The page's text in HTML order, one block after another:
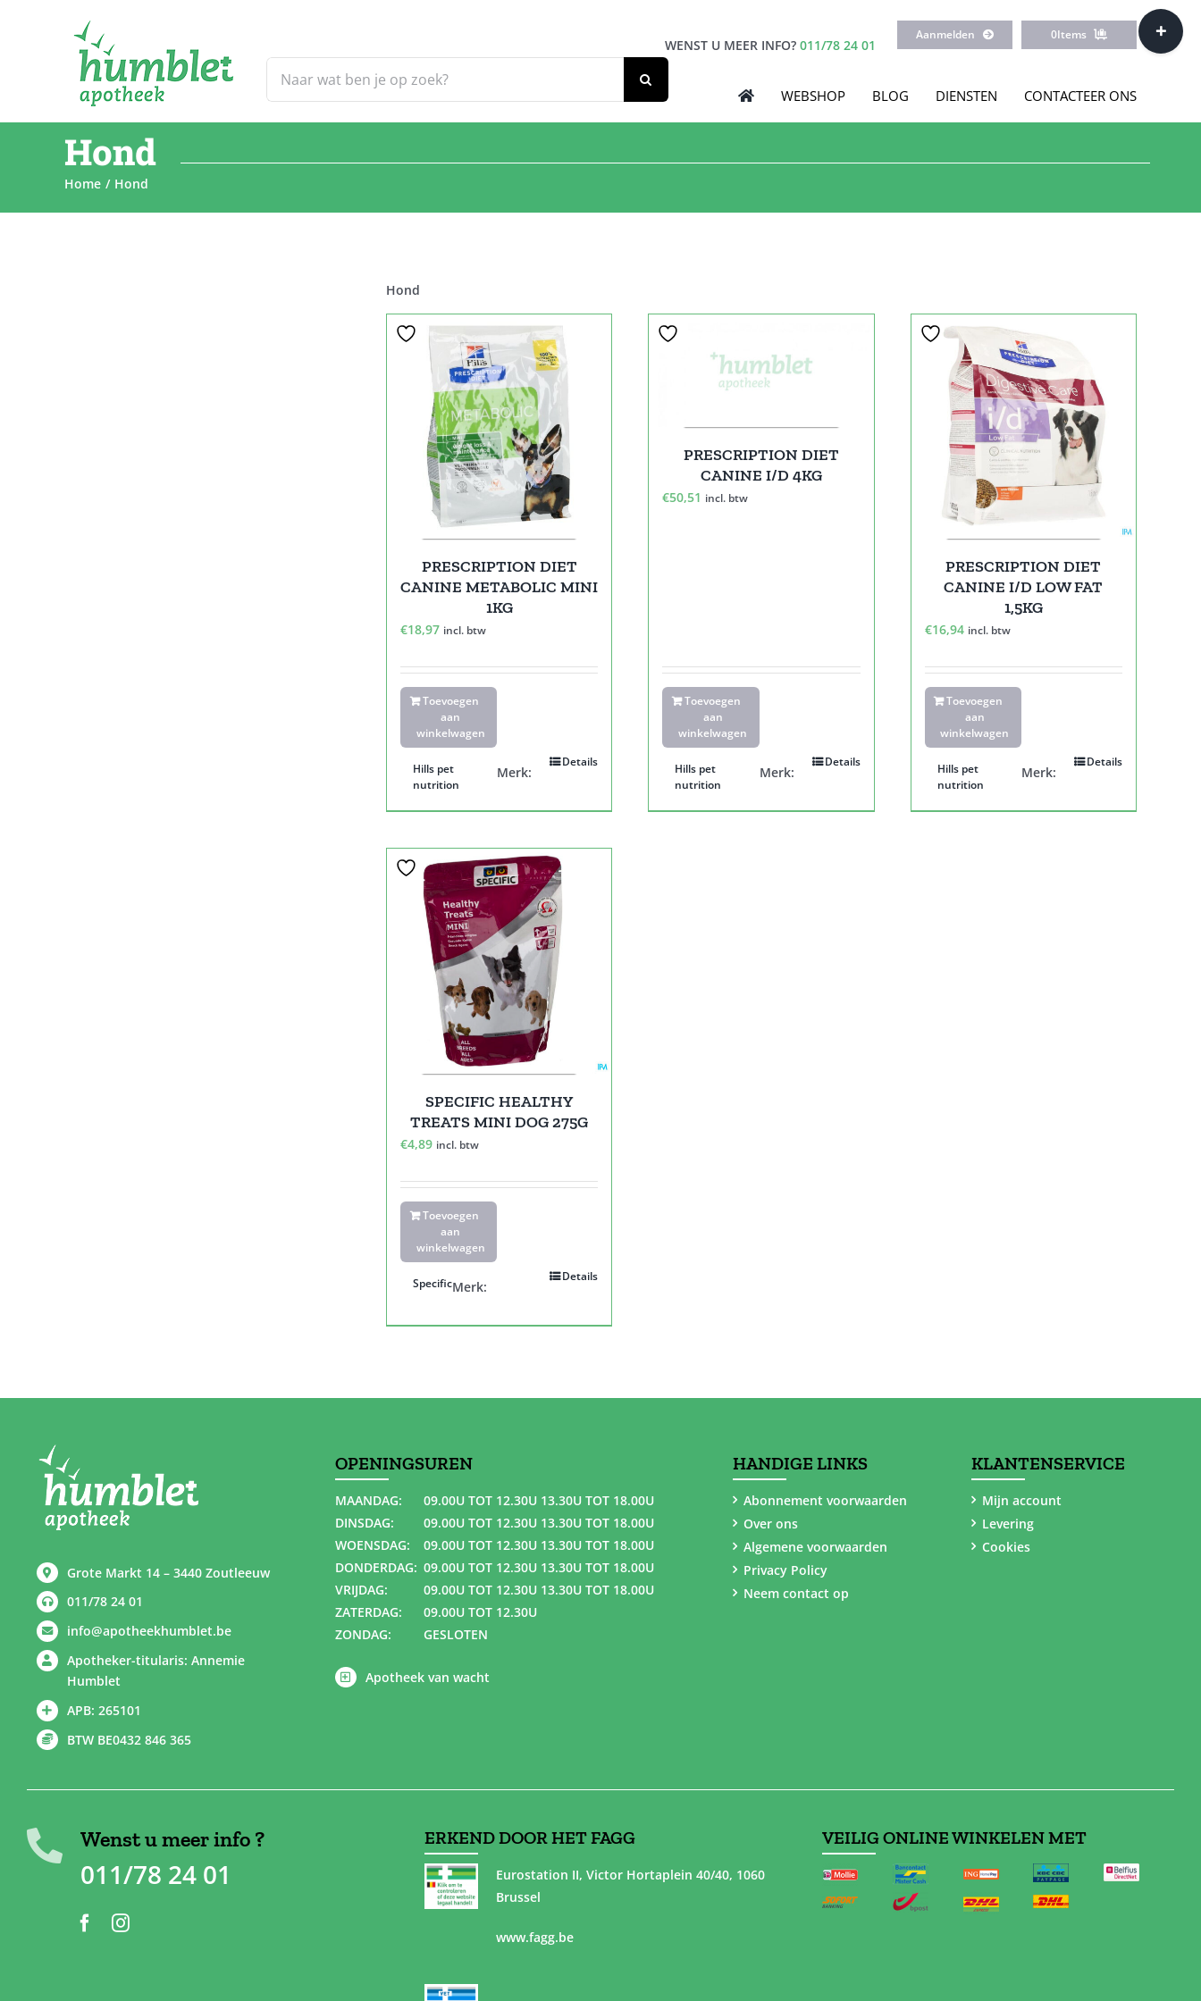
naar:
WENST U MEER INFO? 011/78 24 01
Aanmelden 0Items
WEBSHOP BLOG DIENSTEN CONTACTEER ONS
Hond
Home Hond
Hond
PRESCRIPTION DIET
CANINE METABOLIC MINI
1KG
€18,97 incl. btw
Toevoegen
aan
winkelwagen
Details
Merk:
Hills pet
nutrition
PRESCRIPTION DIET
CANINE I/D 4KG
€50,51 incl. btw
Toevoegen
aan
winkelwagen
Details
Merk:
Hills pet
nutrition
PRESCRIPTION DIET
CANINE I/D LOW FAT
1,5KG
€16,94 incl. btw
Toevoegen
aan
winkelwagen
Details
Merk:
Hills pet
nutrition
SPECIFIC HEALTHY
TREATS MINI DOG 275G
€4,89 incl. btw
Toevoegen
aan
winkelwagen
Details
Merk:
Specific
Grote Markt 14 – 3440 Zoutleeuw
011/78 24 01
info@apotheekhumblet.be
Apotheker-titularis: Annemie
Humblet
APB: 265101
BTW BE0432 846 365
OPENINGSUREN
MAANDAG:
09.00U TOT 12.30U 13.30U TOT 18.00U
DINSDAG:
09.00U TOT 12.30U 13.30U TOT 18.00U
WOENSDAG:
09.00U TOT 12.30U 13.30U TOT 18.00U
DONDERDAG: 09.00U TOT 12.30U 13.30U TOT 18.00U
VRIJDAG:
09.00U TOT 12.30U 13.30U TOT 18.00U
ZATERDAG:
09.00U TOT 12.30U
ZONDAG:
GESLOTEN
Apotheek van wacht
HANDIGE LINKS
Abonnement voorwaarden
Over ons
Algemene voorwaarden
Privacy Policy
Neem contact op
KLANTENSERVICE
Mijn account
Levering
Cookies
Wenst u meer info ?
011/78 24 01
ERKEND DOOR HET FAGG
Eurostation II, Victor Hortaplein 40/40, 1060
Brussel
www.fagg.be
VEILIG ONLINE WINKELEN MET
Toggle
Sliding